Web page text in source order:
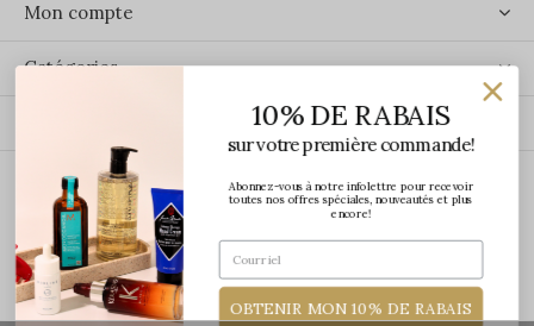
Mon compte
Catégories
ÉCRIVEZ-NOUS
10% DE RABAIS
sur votre première commande!
Abonnez-vous à notre infolettre pour recevoir
toutes nos offres spéciales, nouveautés et plus
encore!
OBTENIR MON 10% DE RABAIS